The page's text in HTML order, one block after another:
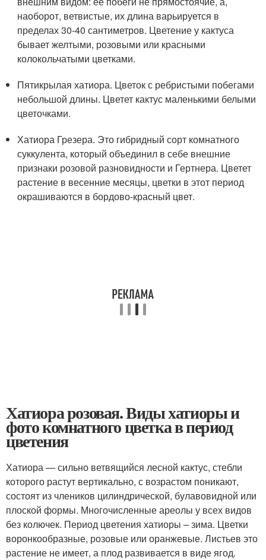
наоборот, ветвистые, их длина варьируется в
пределах 30-40 сантиметров. Цветение у кактуса
бывает желтыми, розовыми или красными
колокольчатыми цветками.
Пятикрылая хатиора. Цветок с ребристыми побегами
небольшой длины. Цветет кактус маленькими белыми
цветочками.
Хатиора Грезера. Это гибридный сорт комнатного
суккулента, который объединил в себе внешние
признаки розовой разновидности и Гертнера. Цветет
растение в весенние месяцы, цветки в этот период
окрашиваются в бордово-красный цвет.
Хатиора розовая. Виды хатиоры и
фото комнатного цветка в период
цветения
Хатиора — сильно ветвящийся лесной кактус, стебли
которого растут вертикально, с возрастом поникают,
состоят из члеников цилиндрической, булавовидной или
плоской формы. Многочисленные ареолы у всех видов
без колючек. Период цветения хатиоры – зима. Цветки
воронкообразные, розовые или оранжевые. Листьев это
растение не имеет, а плод развивается в виде ягод.